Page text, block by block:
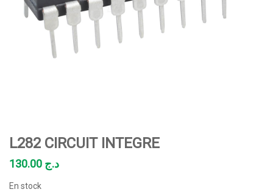
L282 CIRCUIT INTEGRE
د.ج
En stock